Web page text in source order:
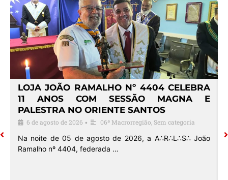
LOJA JOÃO RAMALHO Nº 4404 CELEBRA
11 ANOS COM SESSÃO MAGNA E
PALESTRA NO ORIENTE SANTOS
6 de agosto de 2026 • 06ª Macrorregião Sem categoria
Na noite de 05 de agosto de 2026, a A∴R∴L∴S∴ João
Ramalho nº 4404, federada …